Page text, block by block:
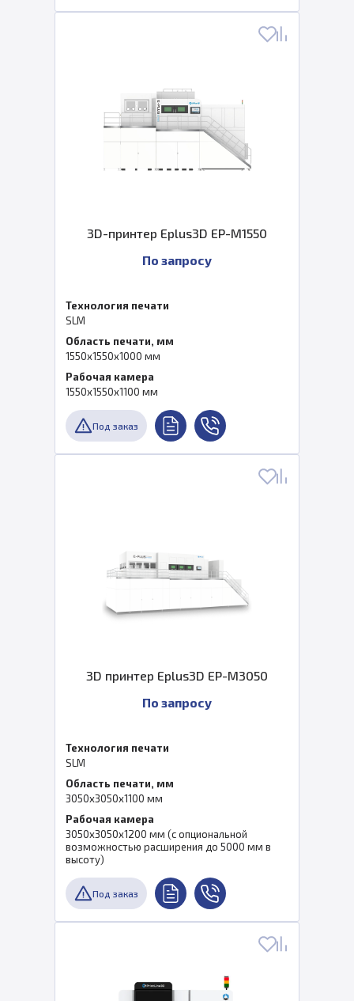
3D-принтер Eplus3D EP-M1550
По запросу
Технология печати
SLM
Область печати, мм
1550x1550x1000 мм
Рабочая камера
1550x1550x1100 мм
Под заказ
3D принтер Eplus3D EP-M3050
По запросу
Технология печати
SLM
Область печати, мм
3050x3050x1100 мм
Рабочая камера
3050x3050x1200 мм (с опциональной
возможностью расширения до 5000 мм в
высоту)
Под заказ